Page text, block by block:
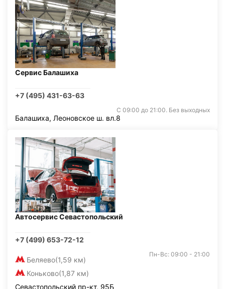
Сервис Балашиха
+7 (495) 431-63-63
С 09:00 до 21:00. Без выходных
Балашиха, Леоновское ш. вл.8
Автосервис Севастопольский
+7 (499) 653-72-12
Беляево(1,59 км)
Коньково(1,87 км)
Пн-Вс: 09:00 - 21:00
Севастопольский пр-кт, 95Б